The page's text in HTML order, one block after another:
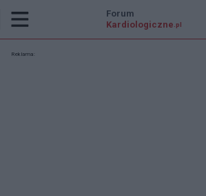
Forum
Kardiologiczne .pl
Reklama: